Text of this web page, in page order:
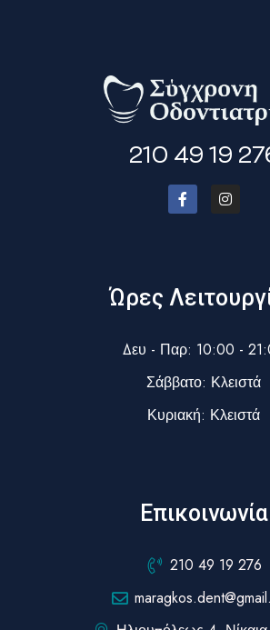
210 49 19
Ώρες
Δευ - Παρ: 10:00 -
Σάββατο: Κλειστά
Κυριακή: Κλειστά
Επικοινωνία
210 49 19 276